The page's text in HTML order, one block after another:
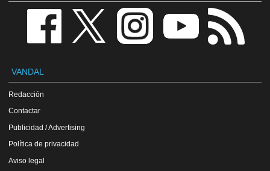
VANDAL
Redacción
Contactar
Publicidad / Advertising
Política de privacidad
Aviso legal